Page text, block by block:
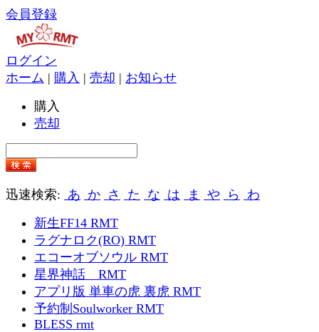
会員登録
ログイン
ホーム | 購入 | 売却 | お知らせ
購入
売却
迅速検索: あ か さ た な は ま や ら わ
新生FF14 RMT
ラグナロク(RO) RMT
エコーオブソウル RMT
星界神話 RMT
アプリ版 単車の虎 裏虎 RMT
予約制Soulworker RMT
BLESS rmt